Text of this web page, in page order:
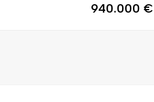
940.000 €